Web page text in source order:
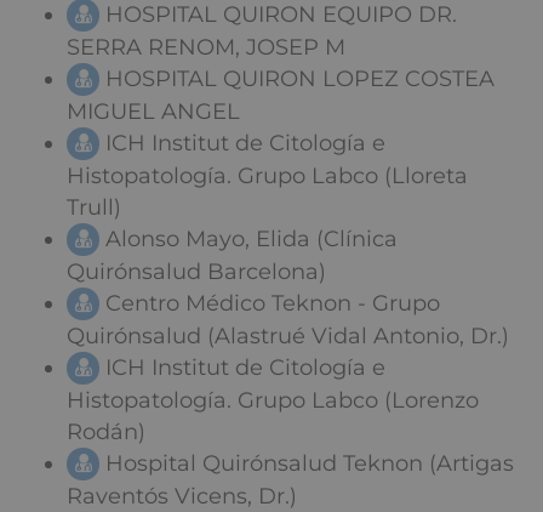
HOSPITAL QUIRON EQUIPO DR.
SERRA RENOM, JOSEP M
HOSPITAL QUIRON LOPEZ COSTEA
MIGUEL ANGEL
ICH Institut de Citología e
Histopatología. Grupo Labco (Lloreta
Trull)
Alonso Mayo, Elida (Clínica
Quirónsalud Barcelona)
Centro Médico Teknon - Grupo
Quirónsalud (Alastrué Vidal Antonio, Dr.)
ICH Institut de Citología e
Histopatología. Grupo Labco (Lorenzo
Rodán)
Hospital Quirónsalud Teknon (Artigas
Raventós Vicens, Dr.)